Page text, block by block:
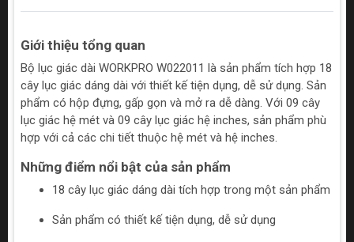
Giới thiệu tổng quan
Bộ lục giác dài WORKPRO W022011 là sản phẩm tích hợp 18
cây lục giác dáng dài với thiết kế tiện dụng, dễ sử dụng. Sản
phẩm có hộp đựng, gấp gọn và mở ra dễ dàng. Với 09 cây
lục giác hệ mét và 09 cây lục giác hệ inches, sản phẩm phù
hợp với cả các chi tiết thuộc hệ mét và hệ inches.
Những điểm nổi bật của sản phẩm
18 cây lục giác dáng dài tích hợp trong một sản phẩm
Sản phẩm có thiết kế tiện dụng, dễ sử dụng